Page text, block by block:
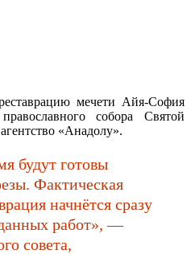
мечети Айя-София
собора Святой
«Анадолу».
будут готовы
Фактическая
начнётся сразу
работ», —
совета,